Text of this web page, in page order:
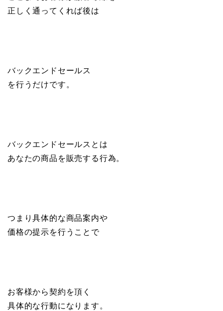
正しく通ってくれば後は
バックエンドセールス
を行うだけです。
バックエンドセールスとは
あなたの商品を販売する行為。
つまり具体的な商品案内や
価格の提示を行うことで
お客様から契約を頂く
具体的な行動になります。